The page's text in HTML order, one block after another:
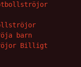
barn
Billigt